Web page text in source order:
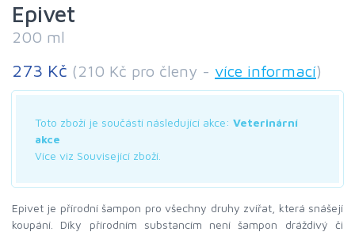
Epivet
200 ml
273 Kč (210 Kč pro členy - více informací)
Toto zboží je součástí následující akce: Veterinární
akce
Více viz Související zboží.
Epivet je přírodní šampon pro všechny druhy zvířat, která snášejí
koupání. Díky přírodním substancím není šampon dráždivý či